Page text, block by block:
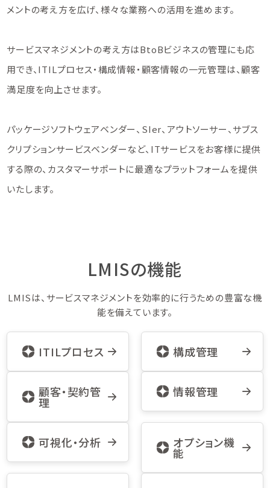
メントの考え方を広げ、様々な業務への活用を進めます。
サービスマネジメントの考え方はBtoBビジネスの管理にも応
用でき、ITILプロセス・構成情報・顧客情報の一元管理は、顧客
満足度を向上させます。
パッケージソフトウェアベンダー、SIer、アウトソーサー、サブス
クリプションサービスベンダーなど、ITサービスをお客様に提供
する際の、カスタマーサポートに最適なプラットフォームを提供
いたします。
LMISの機能
LMISは、サービスマネジメントを効率的に行うための豊富な機
能を備えています。
ITILプロセス 構成管理
顧客・契約管
理
情報管理
可視化・分析 オプション機
能